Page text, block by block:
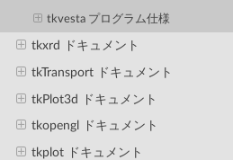
tkvesta プログラム仕様
tkxrd ドキュメント
tkTransport ドキュメント
tkPlot3d ドキュメント
tkopengl ドキュメント
tkplot ドキュメント